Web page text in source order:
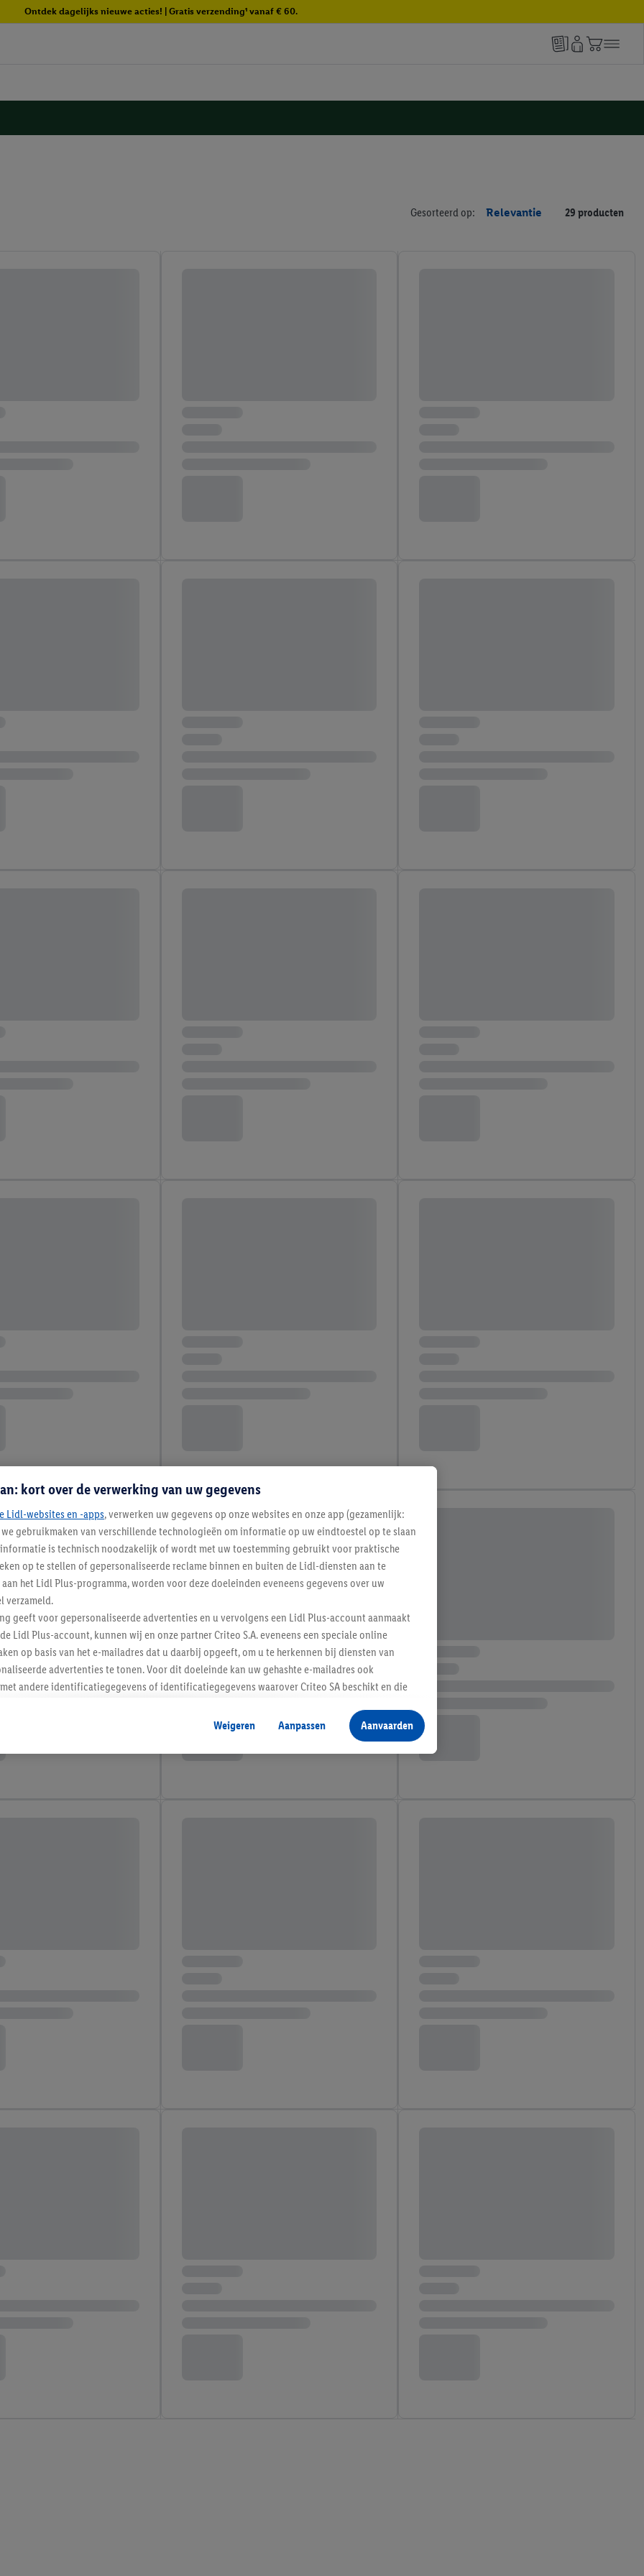
Ontdek dagelijks nieuwe acties! | Gratis verzending¹ vanaf € 60.
Gesorteerd op: Relevantie 29 producten
kort over de verwerking van uw gegevens
Lidl-websites en -apps, verwerken uw gegevens op onze websites en onze app (gezamenlijk:
gebruikmaken van verschillende technologieën om informatie op uw eindtoestel op te slaan
is technisch noodzakelijk of wordt met uw toestemming gebruikt voor praktische
op te stellen of gepersonaliseerde reclame binnen en buiten de Lidl-diensten aan te
het Lidl Plus-programma, worden voor deze doeleinden eveneens gegevens over uw
verzameld.
geeft voor gepersonaliseerde advertenties en u vervolgens een Lidl Plus-account aanmaakt
Lidl Plus-account, kunnen wij en onze partner Criteo S.A. eveneens een speciale online
op basis van het e-mailadres dat u daarbij opgeeft, om u te herkennen bij diensten van
advertenties te tonen. Voor dit doeleinde kan uw gehashte e-mailadres ook
andere identificatiegegevens of identificatiegegevens waarover Criteo SA beschikt en die
kunnen advertenties in het kader van retargeting, d.w.z. advertenties voor producten waarin
(bijvoorbeeld door het product in de webshop aan uw winkelmandje toe te voegen, maar het
apparaten en verschillende Lidl-diensten worden weergegeven als er met behulp
Weigeren Aanpassen Aanvaarden